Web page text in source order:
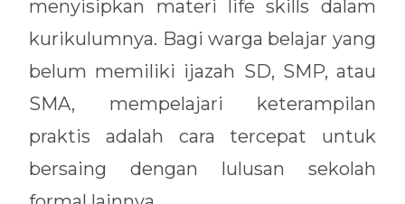
menyisipkan materi life skills dalam
kurikulumnya. Bagi warga belajar yang
belum memiliki ijazah SD, SMP, atau
SMA, mempelajari keterampilan
praktis adalah cara tercepat untuk
bersaing dengan lulusan sekolah